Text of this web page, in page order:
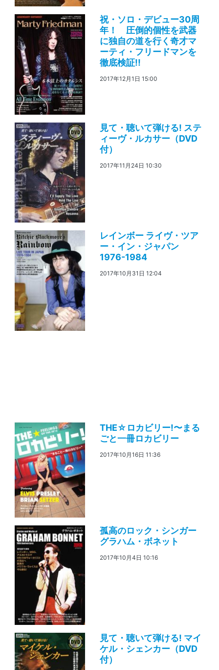
祝・ソロ・デビュー30周
年！ 圧倒的個性を武器
に独自の道を行く奇才マ
ーティ・フリードマンを
徹底検証!!
2017年12月1日 15:00
見て・聴いて弾ける! ステ
ィーヴ・ルカサー（DVD
付）
2017年11月24日 10:30
レインボー ライヴ・ツア
ー・イン・ジャパン
1976-1984
2017年10月31日 12:04
THE☆ロカビリー!〜まる
ごと一冊ロカビリー
2017年10月16日 11:36
孤高のロック・シンガー
グラハム・ボネット
2017年10月4日 10:16
見て・聴いて弾ける! マイ
ケル・シェンカー（DVD
付）